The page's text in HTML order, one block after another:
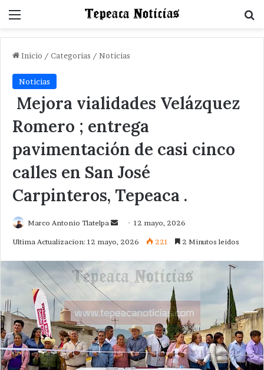
Menu
Inicio / Categorias / Noticias
Noticias
Mejora vialidades Velázquez
Romero ; entrega
pavimentación de casi cinco
calles en San José
Carpinteros, Tepeaca .
Marco Antonio Tlatelpa
Send12 mayo, 2026
Ultima Actualizacion: 12 mayo, 2026 221 2 Minutos leidos